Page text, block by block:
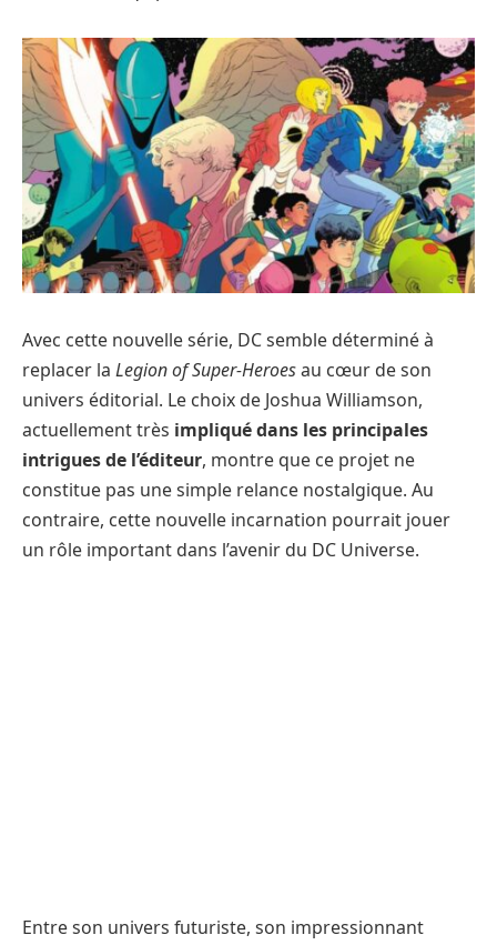
Avec cette nouvelle série, DC semble déterminé à
replacer la Legion of Super-Heroesau cœur de son
univers éditorial. Le choix de Joshua Williamson,
actuellement très impliqué dans les principales
intrigues de l’éditeur, montre que ce projet ne
constitue pas une simple relance nostalgique. Au
contraire, cette nouvelle incarnation pourrait jouer
un rôle important dans l’avenir du DC Universe.
Entre son univers futuriste, son impressionnant